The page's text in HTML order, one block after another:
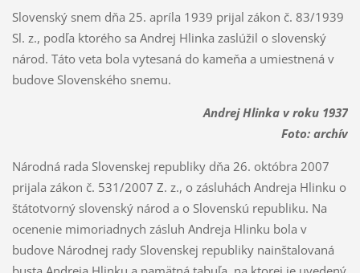
Slovenský snem dňa 25. apríla 1939 prijal zákon č. 83/1939
Sl. z., podľa ktorého sa Andrej Hlinka zaslúžil o slovenský
národ. Táto veta bola vytesaná do kameňa a umiestnená v
budove Slovenského snemu.
Andrej Hlinka v roku 1937
Foto: archív
Národná rada Slovenskej republiky dňa 26. októbra 2007
prijala zákon č. 531/2007 Z. z., o zásluhách Andreja Hlinku o
štátotvorný slovenský národ a o Slovenskú republiku. Na
ocenenie mimoriadnych zásluh Andreja Hlinku bola v
budove Národnej rady Slovenskej republiky nainštalovaná